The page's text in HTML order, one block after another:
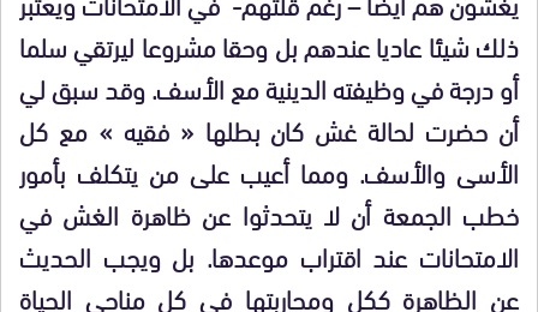
ذلك شيئا عاديا عندهم بل وحقا مشروعا ليرتقي سلما
أو درجة في وظيفته الدينية مع الأسف. وقد سبق لي
أن حضرت لحالة غش كان بطلها « فقيه » مع كل
الأسى والأسف. ومما أعيب على من يتكلف بأمور
خطب الجمعة أن لا يتحدثوا عن ظاهرة الغش في
الامتحانات عند اقتراب موعدها. بل ويجب الحديث
عن الظاهرة ككل ومحاربتها في كل مناحي الحياة